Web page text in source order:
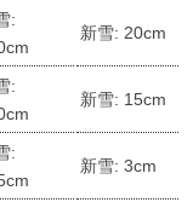
:
新雪: 20cm
:
新雪: 15cm
:
新雪: 3cm